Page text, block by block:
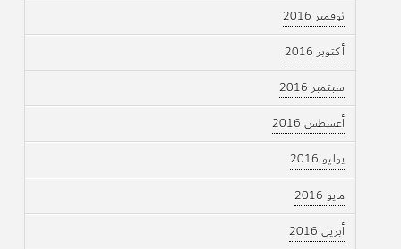
نوفمبر 2016
أكتوبر 2016
سبتمبر 2016
أغسطس 2016
يوليو 2016
مايو 2016
أبريل 2016